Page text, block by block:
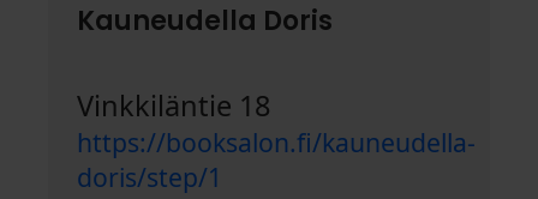
Kauneudella Doris
Vinkkiläntie 18
https://booksalon.fi/kauneudella-
doris/step/1